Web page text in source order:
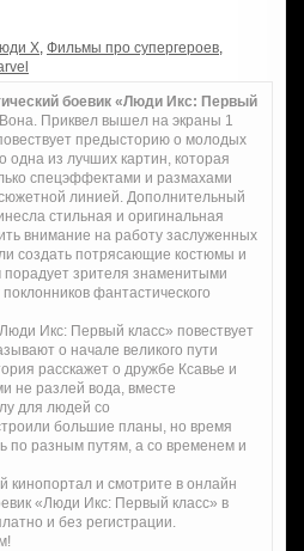
Х, Фильмы про супергероев,
боевик «Люди Икс: Первый
Приквел вышел на экраны 1
предысторию о молодых
из лучших картин, которая
спецэффектами и размахами
линией. Дополнительный
стильная и оригинальная
внимание на работу заслуженных
создать потрясающие костюмы и
зрителя знаменитыми
фантастического
Икс: Первый класс» повествует
о начале великого пути
расскажет о дружбе Ксавье и
не разлей вода, вместе
для людей со
большие планы, но время
по разным путям, а со временем и
и смотрите в онлайн
«Люди Икс: Первый класс» в
и без регистрации.